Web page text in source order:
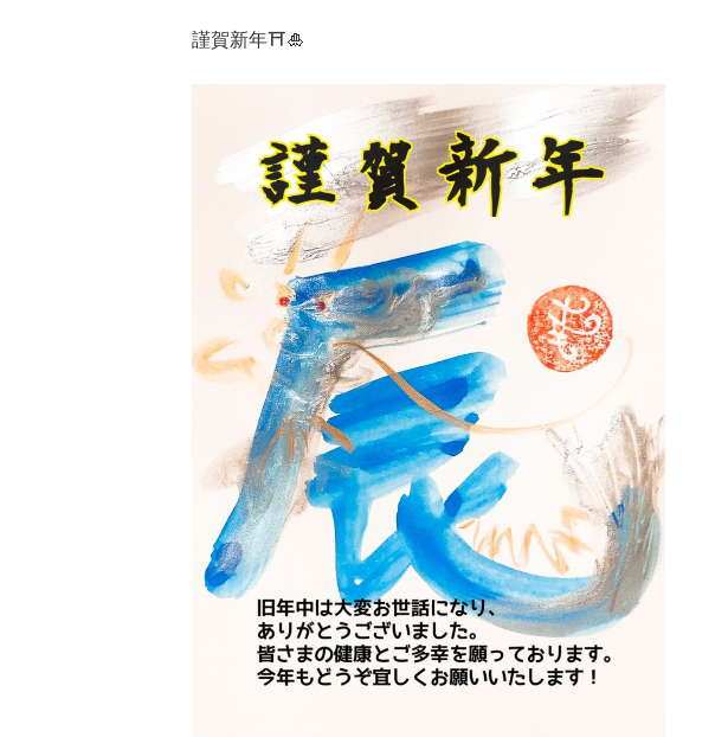
謹賀新年⛩🎍